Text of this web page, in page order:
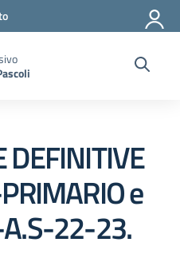
DEFINITIVE
e
22-23.